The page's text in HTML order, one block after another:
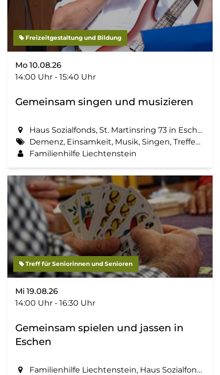
Freizeitgestaltung und Bildung
Mo 10.08.26
14:00 Uhr - 15:40 Uhr
Gemeinsam singen und musizieren
Haus Sozialfonds, St. Martinsring 73 in Eschen
Demenz, Einsamkeit, Musik, Singen, Treffen, Zemma tua - Senioren gemeinsam aktiv
Familienhilfe Liechtenstein
Treff für Seniorinnen und Senioren
Mi 19.08.26
14:00 Uhr - 16:30 Uhr
Gemeinsam spielen und jassen in
Eschen
Familienhilfe Liechtenstein, Haus Sozialfonds, St. Martinsring 73 in Eschen